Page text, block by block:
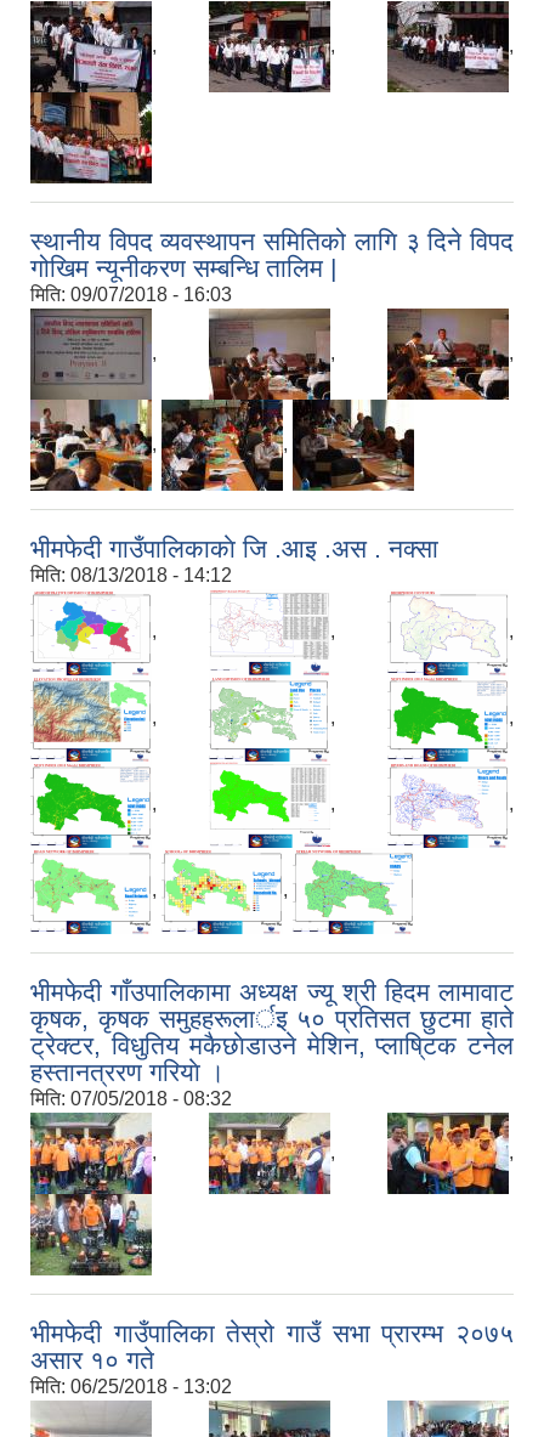
, , ,
स्थानीय विपद व्यवस्थापन समितिको लागि ३ दिने विपद
गोखिम न्यूनीकरण सम्बन्धि तालिम |
मिति: 09/07/2018 - 16:03
, , ,
, ,
भीमफेदी गाउँपालिकाकाे जि .आइ .अस . नक्सा
मिति: 08/13/2018 - 14:12
, , ,
, , ,
, , ,
, ,
भीमफेदी गाँउपालिकामा अध्यक्ष ज्यू श्री हिदम लामावाट
कृषक, कृषक समुहहरूलार्इ ५० प्रतिसत छुटमा हाते
ट्रेक्टर, विधुतिय मकैछाेडाउने मेशिन, प्लाषि्टक टनेल
हस्तानत्ररण गरियाे ।
मिति: 07/05/2018 - 08:32
, , ,
भीमफेदी गाउँपालिका तेस्रो गाउँ सभा प्रारम्भ २०७५
असार १० गते
मिति: 06/25/2018 - 13:02